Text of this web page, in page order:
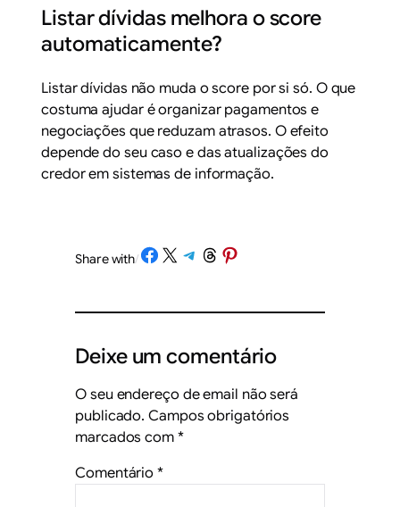
Listar dívidas melhora o score
automaticamente?
Listar dívidas não muda o score por si só. O que
costuma ajudar é organizar pagamentos e
negociações que reduzam atrasos. O efeito
depende do seu caso e das atualizações do
credor em sistemas de informação.
Share with/Share on Facebook
Share on X Share on Telegram
Share on Threads
Share on Pinterest
Deixe um comentário
O seu endereço de email não será
publicado. Campos obrigatórios
marcados com *
Comentário*